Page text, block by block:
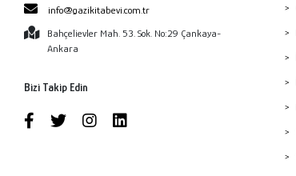
info@gazikitabevi.com.tr
Bahçelievler Mah. 53. Sok. No:29 Çankaya-
Ankara
Bizi Takip Edin